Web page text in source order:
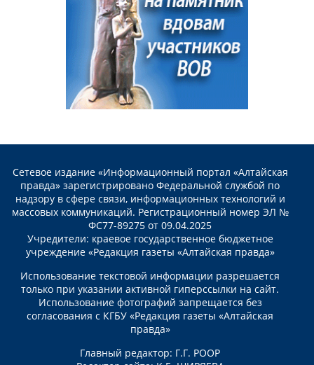
Сетевое издание «Информационный портал «Алтайская
правда» зарегистрировано Федеральной службой по
надзору в сфере связи, информационных технологий и
массовых коммуникаций. Регистрационный номер ЭЛ №
ФС77-89275 от 09.04.2025
Учредители: краевое государственное бюджетное
учреждение «Редакция газеты «Алтайская правда»
Использование текстовой информации разрешается
только при указании активной гиперссылки на сайт.
Использование фотографий запрещается без
согласования с КГБУ «Редакция газеты «Алтайская
правда»
Главный редактор: Г.Г. РООР